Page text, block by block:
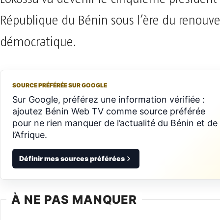
République du Bénin sous l’ère du
démocratique.
SOURCE PRÉFÉRÉE SUR GOOGLE
Sur Google, préférez une information vérifiée :
ajoutez Bénin Web TV comme source préférée
pour ne rien manquer de l’actualité du Bénin et de
l’Afrique.
Définir mes sources préférées
À NE PAS MANQUER